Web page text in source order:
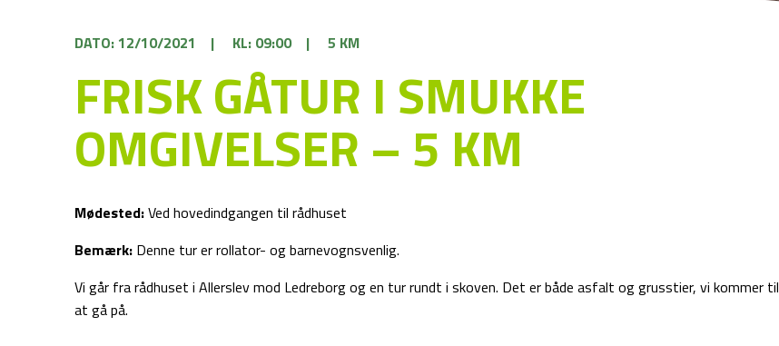
DATO: 12/10/2021 | KL: 09:00 | 5 KM
FRISK GÅTUR I SMUKKE
OMGIVELSER – 5 KM
Mødested:Ved hovedindgangen til rådhuset
Bemærk: Denne tur er rollator- og barnevognsvenlig.
Vi går fra rådhuset i Allerslev mod Ledreborg og en tur rundt i skoven. Det er både asfalt og grusstier, vi kommer til
at gå på.